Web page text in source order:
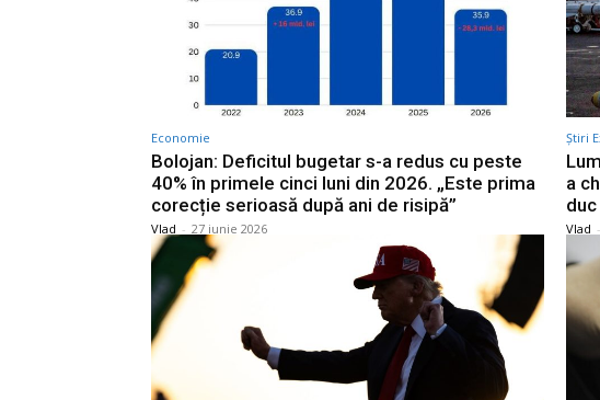
Economie
Bolojan: Deficitul bugetar s-a redus cu peste
40% în primele cinci luni din 2026. „Este prima
corecție serioasă după ani de risipă”
Vlad - 27 iunie 2026
Știri
a
Vlad -